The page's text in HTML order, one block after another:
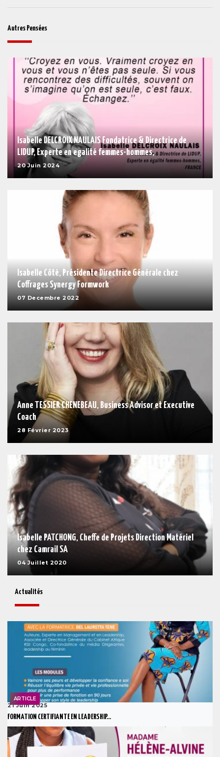
Autres Pensées
Isabelle DELCROIX NAULAIS Fondatrice & Directrice de
LIDUP, Experte en egalité femmes-hommes,
20 Juin 2024
Isabelle Côté, Présidente Directrice Générale chez
Coffrages Synergy Formwork
07 Decembre 2022
Anne TESSIER CHENEBEAU, Business Advisor et Executive
Coach
28 Février 2023
Isabelle PATCHONG, Cheffe de Projets Direction Matériel
chez Camrail SA
04 Juillet 2020
Actualités
ARTICLE
21 Juin 2025
FORMATION CERTIFIANTE EN LEADERSHIP...